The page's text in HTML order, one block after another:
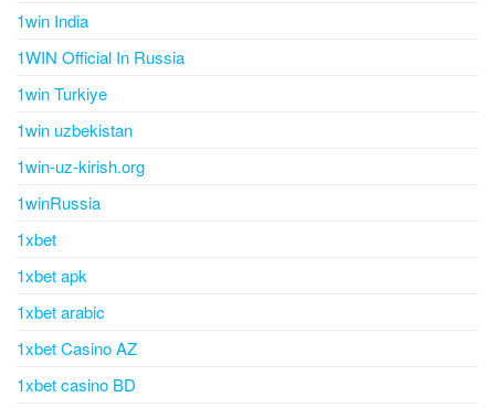
1win India
1WIN Official In Russia
1win Turkiye
1win uzbekistan
1win-uz-kirish.org
1winRussia
1xbet
1xbet apk
1xbet arabic
1xbet Casino AZ
1xbet casino BD